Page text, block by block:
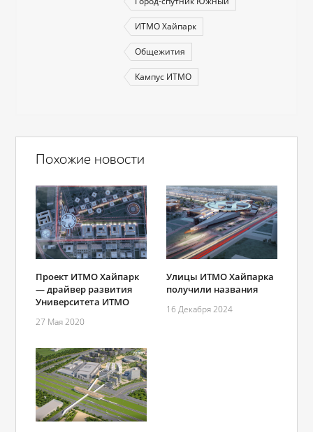
ИТМО Хайпарк
Общежития
Кампус ИТМО
Похожие новости
Проект ИТМО Хайпарк
― драйвер развития
Университета ИТМО
27 Мая 2020
Улицы ИТМО Хайпарка
получили названия
16 Декабря 2024